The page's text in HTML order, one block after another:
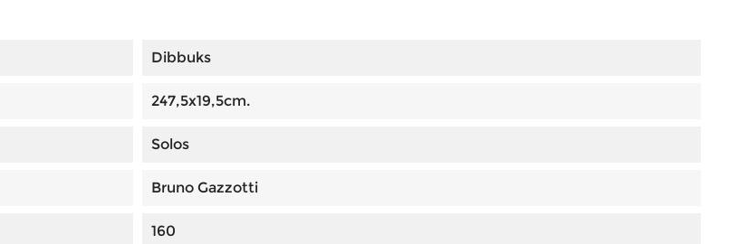
Dibbuks
247,5x19,5cm.
Solos
Bruno Gazzotti
160